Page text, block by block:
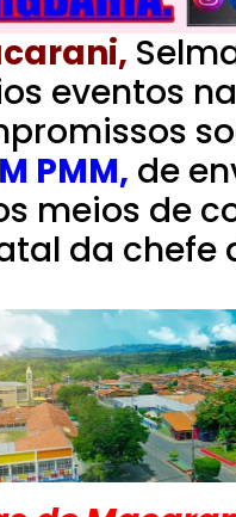
eventos
PMM, de
meios de
da chefe